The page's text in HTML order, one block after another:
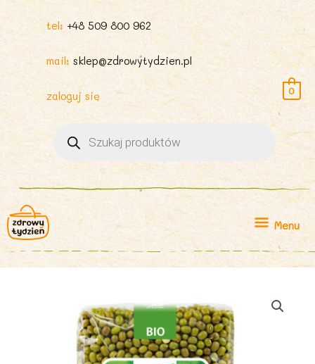
tel: +48 509 800 962
mail: sklep@zdrowytydzien.pl
zaloguj się
produktów
0
Menu
Menu